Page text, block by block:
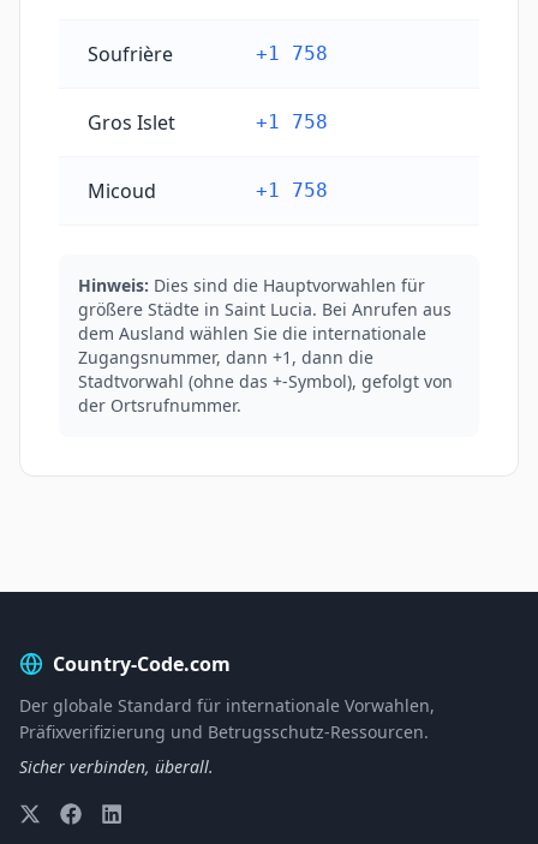
Soufrière +1 758
Gros Islet +1 758
Micoud +1 758
Hinweis: Dies sind die Hauptvorwahlen für
größere Städte in Saint Lucia. Bei Anrufen aus
dem Ausland wählen Sie die internationale
Zugangsnummer, dann +1, dann die
Stadtvorwahl (ohne das +-Symbol), gefolgt von
der Ortsrufnummer.
Country-Code.com
Der globale Standard für internationale Vorwahlen,
Präfixverifizierung und Betrugsschutz-Ressourcen.
Sicher verbinden, überall.